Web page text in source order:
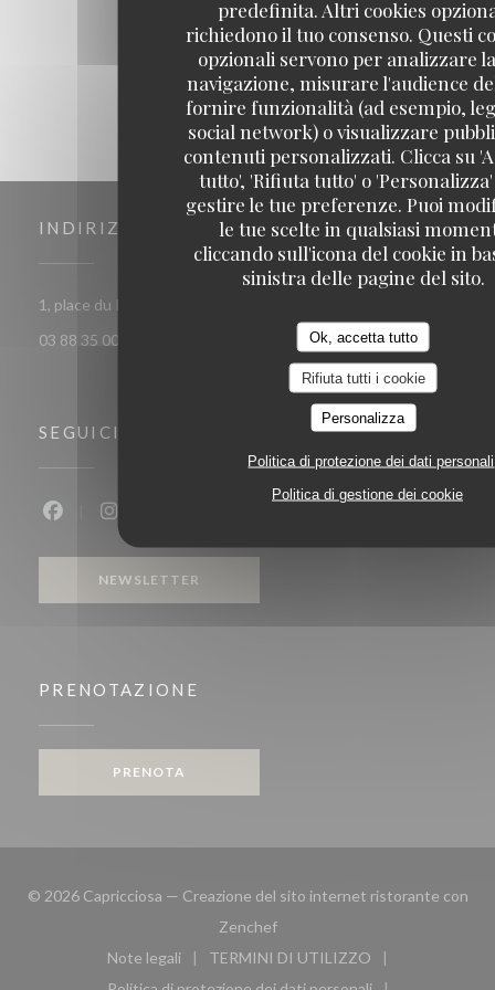
predefinita. Altri cookies
richiedono il tuo consenso. Questi
opzionali servono per analizzare
navigazione, misurare l'audience
fornire funzionalità (ad esempio,
social network) o visualizzare
contenuti personalizzati. Clicca su
tutto', 'Rifiuta tutto' o
gestire le tue preferenze. Puoi
le tue scelte in qualsiasi
cliccando sull'icona del cookie in
sinistra delle pagine del sito.
Ok, accetta tutto
Rifiuta tutti i cookie
Personalizza
Politica di protezione dei dati personali
Politica di gestione dei cookie
2 3
INDIRIZZO
1, place du Pont aux chats 67000 Strasbourg
03 88 35 00 63
SEGUICI
Facebook ((apre una nuova finestra))
Instagram ((apre una nuova finestra))
NEWSLETTER
PRENOTAZIONE
PRENOTA
© 2026 Capricciosa — Creazione del sito internet ristorante con
Zenchef((apre una nuova finestra))
Note legali
((apre una nuova finestra))
TERMINI DI UTILIZZO
((apre una nuova finestra))